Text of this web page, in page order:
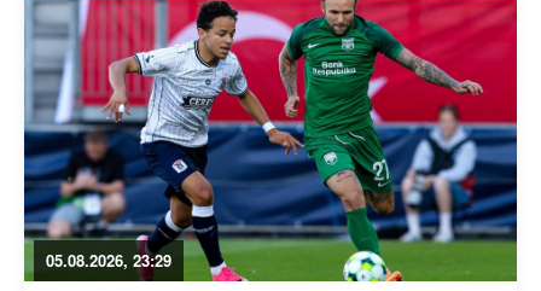
05.08.2026, 23:29